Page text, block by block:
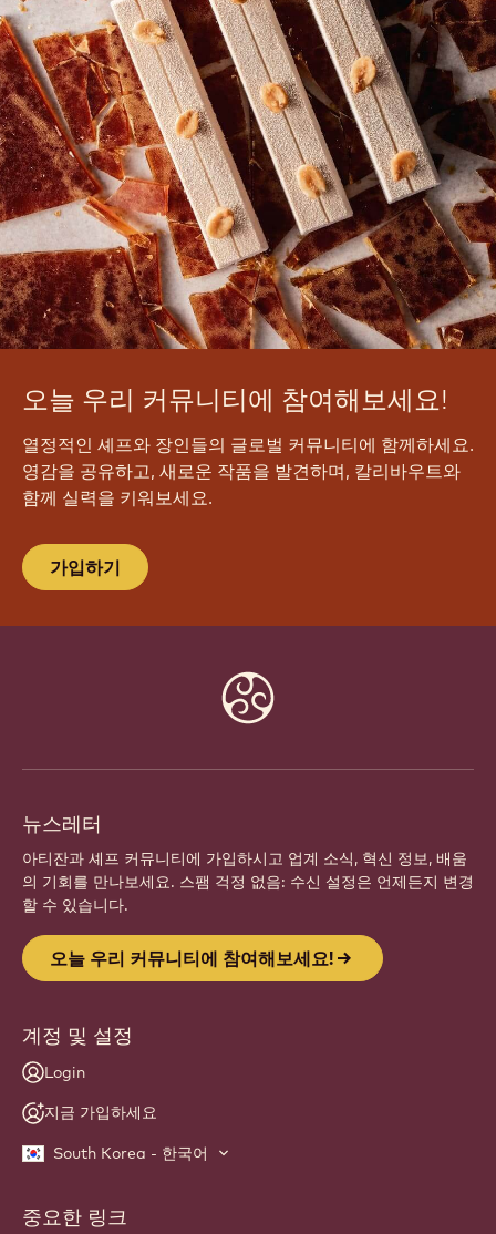
오늘 우리 커뮤니티에 참여해보세요!
열정적인 셰프와 장인들의 글로벌 커뮤니티에 함께하세요.
영감을 공유하고, 새로운 작품을 발견하며, 칼리바우트와
함께 실력을 키워보세요.
가입하기
뉴스레터
아티잔과 셰프 커뮤니티에 가입하시고 업계 소식, 혁신 정보, 배움
의 기회를 만나보세요. 스팸 걱정 없음: 수신 설정은 언제든지 변경
할 수 있습니다.
오늘 우리 커뮤니티에 참여해보세요!
계정 및 설정
Login
지금 가입하세요
South Korea - 한국어
Footer
중요한 링크